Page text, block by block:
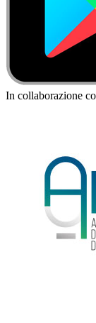
In collaborazione